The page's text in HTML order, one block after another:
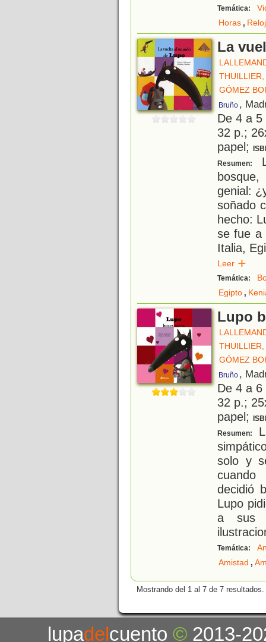
Temática:
Horas,
La
GÓMEZ
Bruño ,
De 4 a
32 p.;
papel;
Resumen:
genial:
soñado
hecho:
se fue a
Italia,
Leer
Temática:
Egipto,
Lupo
GÓMEZ
Bruño ,
De 4 a
32 p.;
papel;
Resumen:
solo y
decidió
Lupo
a sus
Temática:
Amistad ,
Mostrando del 1 al 7 de 7 resultados.
lupadelcuento© 2013-